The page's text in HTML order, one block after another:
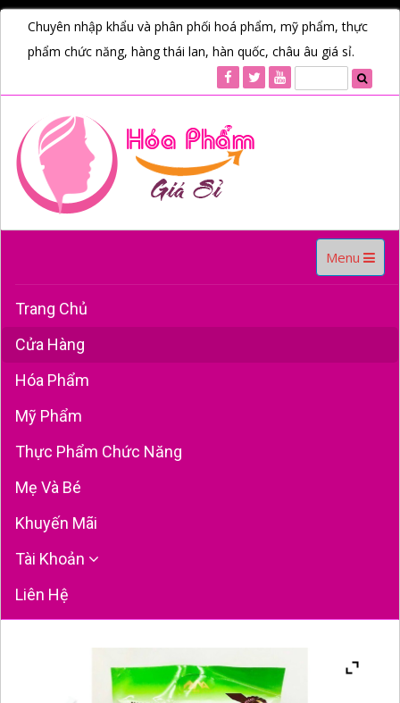
Chuyên nhập khẩu và phân phối hoá phẩm, mỹ phẩm, thực
phẩm chức năng, hàng thái lan, hàn quốc, châu âu giá sỉ.
Toggle
navigation
Menu
Trang Chủ
Cửa Hàng
Hóa Phẩm
Mỹ Phẩm
Thực Phẩm Chức Năng
Mẹ Và Bé
Khuyến Mãi
Tài Khoản
Liên Hệ